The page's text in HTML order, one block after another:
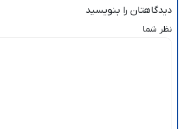
دیدگاهتان را بنویسید
نظر شما